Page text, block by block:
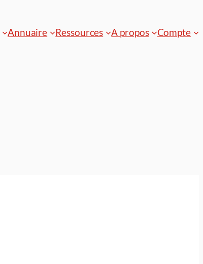
Annuaire Ressources A propos Compte